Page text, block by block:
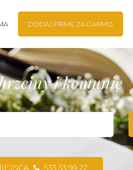
DODAJ FIRMĘ ZA DARMO
i komunię
533 33 99 22